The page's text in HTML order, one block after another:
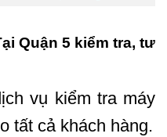
Quận 5 kiểm tra, tư
vụ kiểm tra máy
tất cả khách hàng.